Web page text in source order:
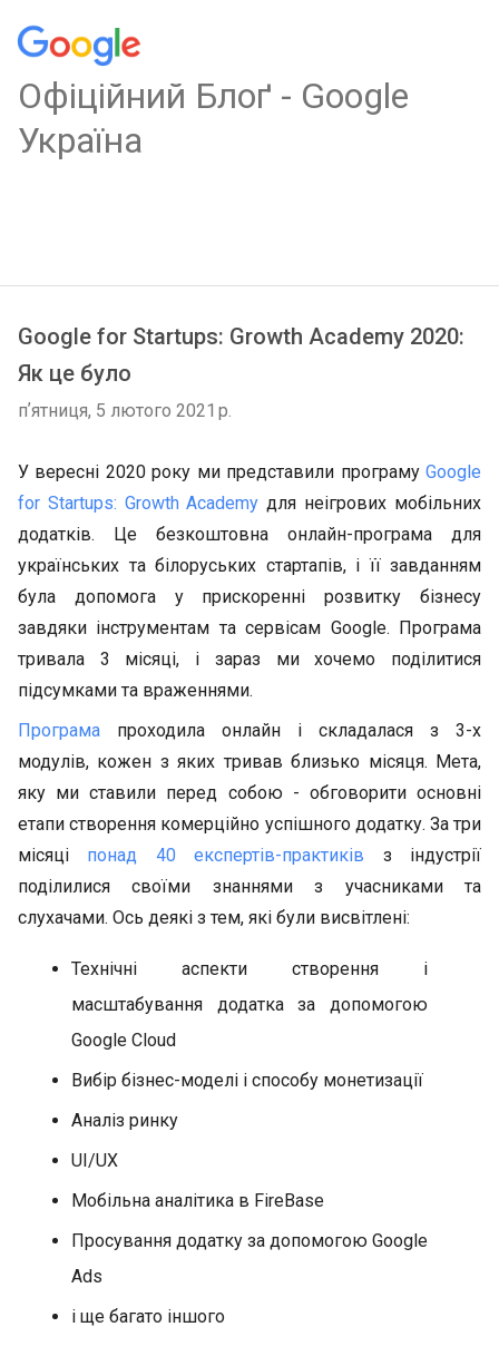
Oфіційний Блоґ - Google
Україна
Google for Startups: Growth Academy 2020:
Як це було
пʼятниця, 5 лютого 2021 р.
У вересні 2020 року ми представили програму Google
for Startups: Growth Academy для неігрових мобільних
додатків. Це безкоштовна онлайн-програма для
українських та білоруських стартапів, і її завданням
була допомога у прискоренні розвитку бізнесу
завдяки інструментам та сервісам Google. Програма
тривала 3 місяці, і зараз ми хочемо поділитися
підсумками та враженнями.
Програма проходила онлайн і складалася з 3-х
модулів, кожен з яких тривав близько місяця. Мета,
яку ми ставили перед собою - обговорити основні
етапи створення комерційно успішного додатку. За три
місяці понад 40 експертів-практиків з індустрії
поділилися своїми знаннями з учасниками та
слухачами. Ось деякі з тем, які були висвітлені:
Технічні аспекти створення і
масштабування додатка за допомогою
Google Cloud
Вибір бізнес-моделі і способу монетизації
Аналіз ринку
UI/UX
Мобільна аналітика в FireBase
Просування додатку за допомогою Google
Ads
і ще багато іншого